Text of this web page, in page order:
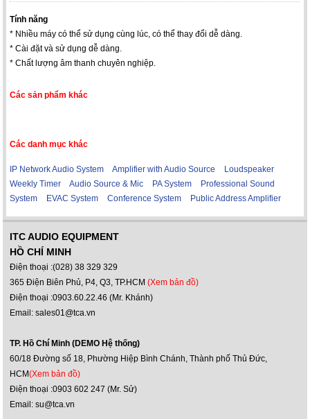
Tính năng
* Nhiều máy có thể sử dụng cùng lúc, có thể thay đổi dễ dàng.
* Cài đặt và sử dụng dễ dàng.
* Chất lượng âm thanh chuyên nghiệp.
Các sản phẩm khác
Các danh mục khác
IP Network Audio System Amplifier with Audio Source
Loudspeaker
Weekly Timer
Audio Source & Mic PA System
Professional Sound
System
EVAC System Conference System Public Address Amplifier
ITC AUDIO EQUIPMENT
HỒ CHÍ MINH
Điện thoại :(028) 38 329 329
365 Điện Biên Phủ, P4, Q3, TP.HCM(Xem bản đồ)
Điện thoại :0903.60.22.46 (Mr. Khánh)
Email: sales01@tca.vn
TP. Hồ Chí Minh (DEMO Hệ thống)
60/18 Đường số 18, Phường Hiệp Bình Chánh, Thành phố Thủ Đức,
HCM(Xem bản đồ)
Điện thoại :0903 602 247 (Mr. Sử)
Email: su@tca.vn